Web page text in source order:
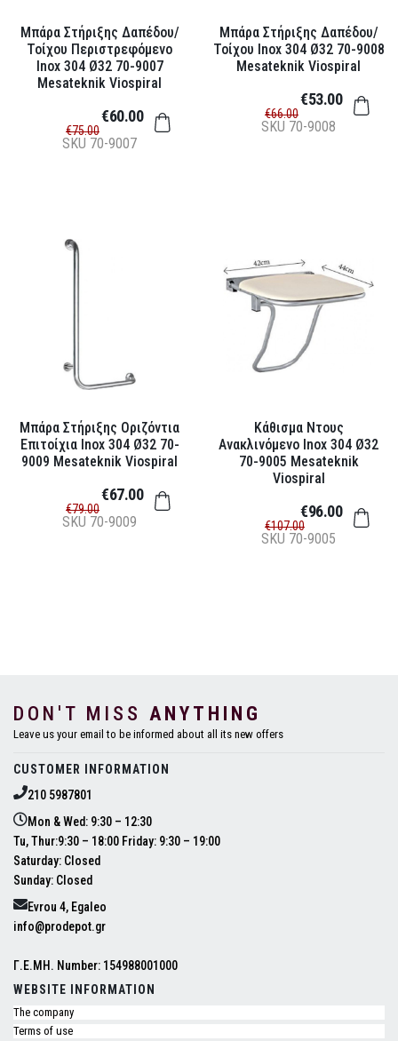
Μπάρα Στήριξης Δαπέδου/
Τοίχου Περιστρεφόμενο
Inox 304 Ø32 70-9007
Mesateknik Viospiral
SKU 70-9007
€75.00
€60.00
Μπάρα Στήριξης Δαπέδου/
Τοίχου Inox 304 Ø32 70-9008
Mesateknik Viospiral
SKU 70-9008
€66.00
€53.00
Μπάρα Στήριξης Οριζόντια
Επιτοίχια Inox 304 Ø32 70-
9009 Mesateknik Viospiral
SKU 70-9009
€79.00
€67.00
Κάθισμα Ντους
Ανακλινόμενο Inox 304 Ø32
70-9005 Mesateknik
Viospiral
SKU 70-9005
€107.00
€96.00
DON'T MISS ANYTHING
Leave us your email to be informed about all its new offers
CUSTOMER INFORMATION
210 5987801
Mon & Wed: 9:30 – 12:30
Tu, Thur:9:30 – 18:00 Friday: 9:30 – 19:00
Saturday: Closed
Sunday: Closed
Evrou 4, Egaleo
info@prodepot.gr
Γ.Ε.ΜΗ. Number: 154988001000
WEBSITE INFORMATION
The company
Terms of use